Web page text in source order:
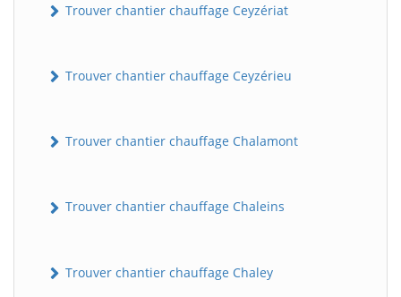
Trouver chantier chauffage Ceyzériat
Trouver chantier chauffage Ceyzérieu
Trouver chantier chauffage Chalamont
Trouver chantier chauffage Chaleins
Trouver chantier chauffage Chaley